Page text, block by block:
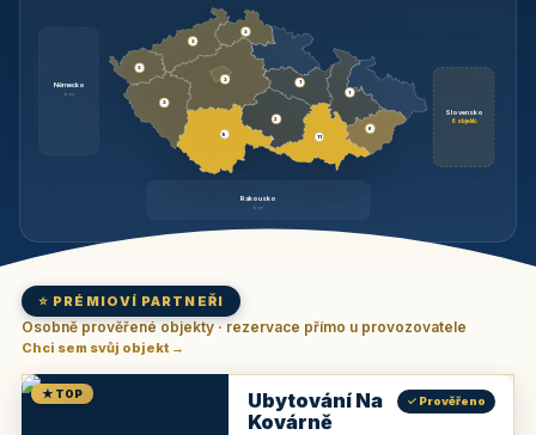
Německo
brzy
Slovensko
6 objektů
Rakousko
brzy
3
9
3
3
3
3
1
2
11
1
6
⭐ PRÉMIOVÍ PARTNEŘI
Osobně prověřené objekty · rezervace přímo u provozovatele
Chci sem svůj objekt →
★ TOP
Ubytování Na
Kovárně
✓ Prověřeno